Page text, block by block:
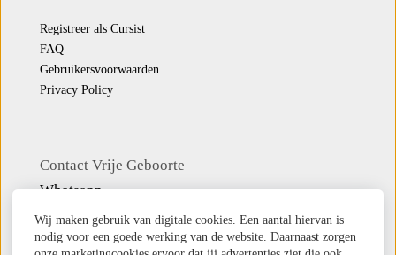
Registreer als Cursist
FAQ
Gebruikersvoorwaarden
Privacy Policy
Contact Vrije Geboorte
Whatsapp
Email
Veel beeld op deze website komt uit ‘Mijn reis
Wij maken gebruik van digitale cookies. Een aantal hiervan is
nodig voor een goede werking van de website. Daarnaast zorgen